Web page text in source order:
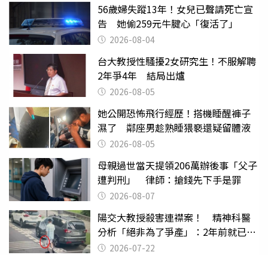
56歲婦失蹤13年！女兒已聲請死亡宣
告 她偷259元牛腱心「復活了」
2026-08-04
台大教授性騷擾2女研究生！不服解聘
2年爭4年 結局出爐
2026-08-05
她公開恐怖飛行經歷！搭機睡醒褲子
濕了 鄰座男趁熟睡猥褻還疑留體液
2026-08-05
母親過世當天提領206萬辦後事「父子
遭判刑」 律師：搶錢先下手是罪
2026-08-07
陽交大教授殺害連襟案！ 精神科醫
分析「絕非為了爭產」：2年前就已言
行詭異
2026-07-22